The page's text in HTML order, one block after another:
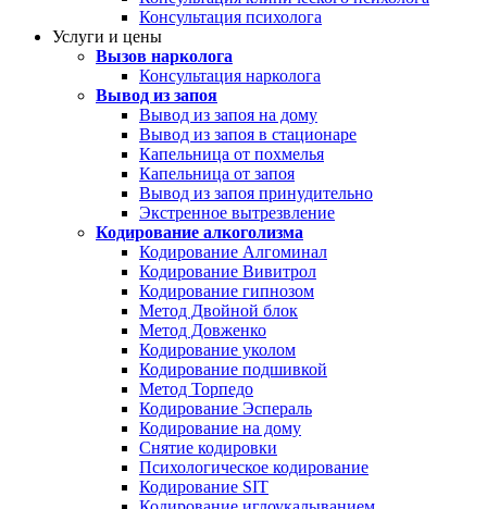
Консультация психолога
Услуги и цены
Вызов нарколога
Консультация нарколога
Вывод из запоя
Вывод из запоя на дому
Вывод из запоя в стационаре
Капельница от похмелья
Капельница от запоя
Вывод из запоя принудительно
Экстренное вытрезвление
Кодирование алкоголизма
Кодирование Алгоминал
Кодирование Вивитрол
Кодирование гипнозом
Метод Двойной блок
Метод Довженко
Кодирование уколом
Кодирование подшивкой
Метод Торпедо
Кодирование Эспераль
Кодирование на дому
Снятие кодировки
Психологическое кодирование
Кодирование SIT